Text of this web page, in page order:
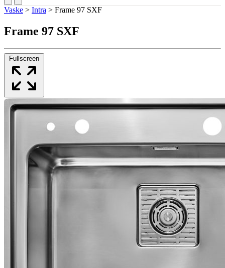
Vaske > Intra > Frame 97 SXF
Frame 97 SXF
Fullscreen